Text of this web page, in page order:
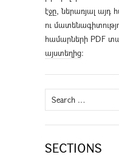
էջը, ներառյալ
ու
համարների PDF
այստեղից։
Search
for:
SECTIONS